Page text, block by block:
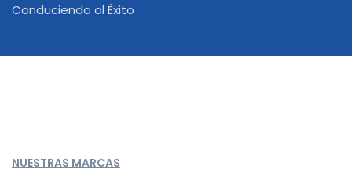
Conduciendo al Éxito
NUESTRAS MARCAS